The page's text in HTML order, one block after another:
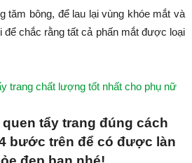
tăm bông, để lau lại vùng khóe mắt và
chắc rằng tất cả phấn mắt được loại
trang chất lượng tốt nhất cho phụ nữ
tẩy trang đúng cách
bước trên để có được làn